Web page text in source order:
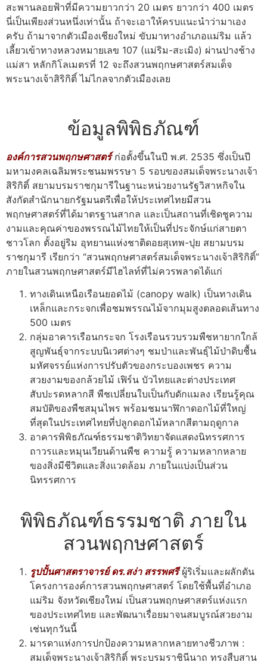
สะพานลอยฟ้าที่มีความยาวกว่า 20 เมตร ยาวกว่า 400 เมตร
นี่เป็นเพียงส่วนหนึ่งเท่านั้น ถ้าจะเอาให้ครบแนะนำว่ามาเอง
ครับ ถ้ามาจากตัวเมืองเชียงใหม่ ขับมาทางอำเภอแม่ริม แล้ว
เลี้ยวเข้าทางหลวงหมายเลข 107 (แม่ริม-สะเมิง) ผ่านปางช้าง
แม่สา หลักกิโลเมตรที่ 12 จะถึงสวนพฤกษศาสตร์สมเด็จ
พระนางเจ้าสิริกิติ์ ไม่ไกลจากตัวเมืองเลย
ข้อมูลพิพิธภัณฑ์
องค์การสวนพฤกษศาสตร์ ก่อตั้งขึ้นในปี พ.ศ. 2535 ซึ่งเป็นปี
มหามงคลเฉลิมพระชนมพรรษา 5 รอบของสมเด็จพระนางเจ้า
สิริกิติ์ สยามบรมราชกุมารีในฐานะหน่วยงานรัฐวิสาหกิจใน
สังกัดสำนักนายกรัฐมนตรีเพื่อให้ประเทศไทยมีสวน
พฤกษศาสตร์ที่ได้มาตรฐานสากล และเป็นสถานที่เชิดชูความ
งามและคุณค่าของพรรณไม้ไทยให้เป็นที่ประจักษ์แก่สายตา
ชาวโลก ตั้งอยู่ริม อุทยานแห่งชาติดอยสุเทพ-ปุย สยามบรม
ราชกุมารี เรียกว่า “สวนพฤกษศาสตร์สมเด็จพระนางเจ้าสิริกิติ์”
ภายในสวนพฤกษศาสตร์มีไฮไลท์ที่ไม่ควรพลาดได้แก่
ทางเดินเหนือเรือนยอดไม้ (canopy walk) เป็นทางเดิน
เหล็กและกระจกเพื่อชมพรรณไม้จากมุมสูงตลอดเส้นทาง
500 เมตร
กลุ่มอาคารเรือนกระจก โรงเรือนรวบรวมพืชหายากใกล้
สูญพันธุ์จากระบบนิเวศต่างๆ ชมป่าและพันธุ์ไม้ป่าดิบชื้น
มหัศจรรย์แห่งการปรับตัวของกระบองเพชร ความ
สวยงามของกล้วยไม้ เฟิร์น บัวไทยและต่างประเทศ
สับปะรดหลากสี พืชเปลี่ยนใบเป็นกับดักแมลง เรียนรู้คุณ
สมบัติของพืชสมุนไพร พร้อมชมนาฬิกาดอกไม้ที่ใหญ่
ที่สุดในประเทศไทยที่ปลูกดอกไม้หลากสีตามฤดูกาล
อาคารพิพิธภัณฑ์ธรรมชาติวิทยาจัดแสดงนิทรรศการ
ถาวรและหมุนเวียนด้านพืช ความรู้ ความหลากหลาย
ของสิ่งมีชีวิตและสิ่งแวดล้อม ภายในแบ่งเป็นส่วน
นิทรรศการ
พิพิธภัณฑ์ธรรมชาติ ภายใน
สวนพฤกษศาสตร์
รูปปั้นศาสตราจารย์ ดร.สง่า สรรพศรีผู้ริเริ่มและผลักดัน
โครงการองค์การสวนพฤกษศาสตร์ โดยใช้พื้นที่อำเภอ
แม่ริม จังหวัดเชียงใหม่ เป็นสวนพฤกษศาสตร์แห่งแรก
ของประเทศไทย และพัฒนาเรื่อยมาจนสมบูรณ์สวยงาม
เช่นทุกวันนี้
มารดาแห่งการปกป้องความหลากหลายทางชีวภาพ :
สมเด็จพระนางเจ้าสิริกิติ์ พระบรมราชินีนาถ ทรงสืบสาน